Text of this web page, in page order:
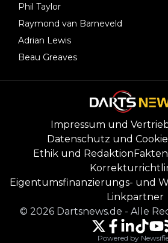
Phil Taylor
Raymond van Barneveld
Adrian Lewis
Beau Greaves
Impressum und
Datenschutz und
Ethik und Redaktion
Eigentumsfinanzierungs- und
Linkpartner
© 2026 Dartsnews.de - Alle
Powered by